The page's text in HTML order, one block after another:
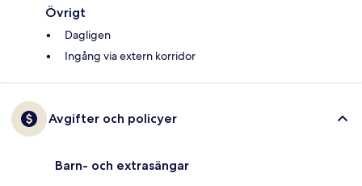
Övrigt
Dagligen
Ingång via extern korridor
Avgifter och policyer
Barn- och extrasängar